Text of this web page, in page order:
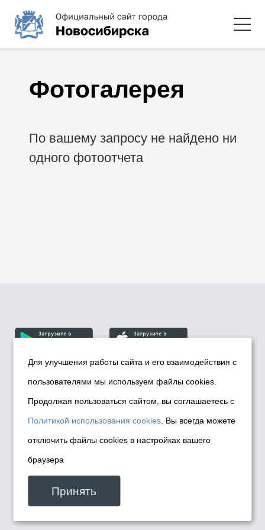
Фотогалерея
По вашему запросу не найдено ни
одного фотоотчета
© Департамент информационной политики мэрии
города Новосибирска, 2026
Политика использования Cookies
Политика по обработке персональных
данных в информационных системах
мэрии города Новосибирска
Техническая поддержка сайта -
malinchukvl@mail.ru
Для улучшения работы сайта и его взаимодействия с
пользователями мы используем файлы cookies.
Продолжая пользоваться сайтом, вы соглашаетесь с
Политикой использования cookies . Вы всегда можете
отключить файлы cookies в настройках вашего
браузера
Принять